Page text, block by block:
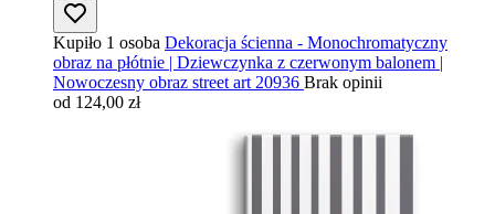
Kupiło 1 osoba Dekoracja ścienna - Monochromatyczny
obraz na płótnie | Dziewczynka z czerwonym balonem |
Nowoczesny obraz street art 20936 Brak opinii
od 124,00 zł